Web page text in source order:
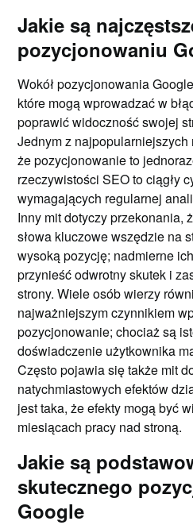
Jakie są
pozycjonowaniu
Wokół pozycjonowania
które mogą wprowadzać w
poprawić widoczność swojej
Jednym z
że pozycjonowanie to
rzeczywistości SEO to ciągły
wymagających regularnej
Inny mit dotyczy przekonania,
słowa kluczowe wszędzie na
wysoką pozycję; nadmierne
przynieść odwrotny skutek i
strony. Wiele osób wierzy
najważniejszym czynnikiem
pozycjonowanie; chociaż są
doświadczenie użytkownika
Często pojawia się także mit
natychmiastowych efektów
jest taka, że efekty mogą być
miesiącach pracy nad stroną.
Jakie są
skutecznego
Google